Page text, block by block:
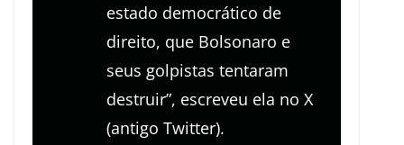
estado democrático de
direito, que Bolsonaro e
seus golpistas tentaram
destruir”, escreveu ela no X
(antigo Twitter).